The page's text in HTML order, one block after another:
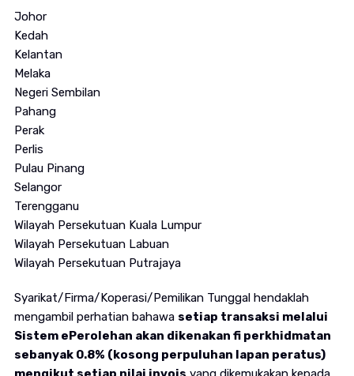
Johor
Kedah
Kelantan
Melaka
Negeri Sembilan
Pahang
Perak
Perlis
Pulau Pinang
Selangor
Terengganu
Wilayah Persekutuan Kuala Lumpur
Wilayah Persekutuan Labuan
Wilayah Persekutuan Putrajaya
Syarikat/Firma/Koperasi/Pemilikan Tunggal hendaklah
mengambil perhatian bahawa setiap transaksi melalui
Sistem ePerolehan akan dikenakan fi perkhidmatan
sebanyak 0.8% (kosong perpuluhan lapan peratus)